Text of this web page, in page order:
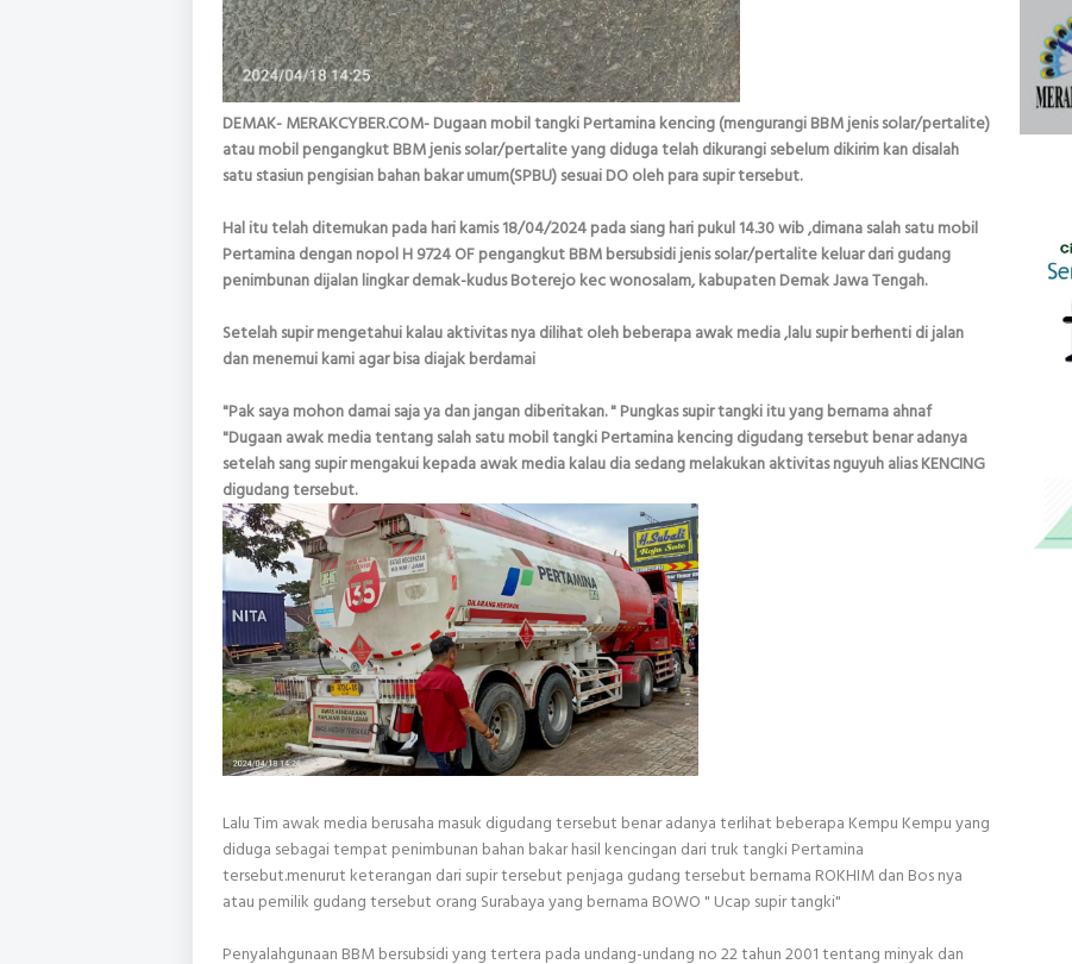
DEMAK- MERAKCYBER.COM- Dugaan mobil tangki Pertamina kencing (mengurangi BBM jenis solar/pertalite)
atau mobil pengangkut BBM jenis solar/pertalite yang diduga telah dikurangi sebelum dikirim kan disalah
satu stasiun pengisian bahan bakar umum(SPBU) sesuai DO oleh para supir tersebut.
Hal itu telah ditemukan pada hari kamis 18/04/2024 pada siang hari pukul 14.30 wib ,dimana salah satu mobil
Pertamina dengan nopol H 9724 OF pengangkut BBM bersubsidi jenis solar/pertalite keluar dari gudang
penimbunan dijalan lingkar demak-kudus Boterejo kec wonosalam, kabupaten Demak Jawa Tengah.
Setelah supir mengetahui kalau aktivitas nya dilihat oleh beberapa awak media ,lalu supir berhenti di jalan
dan menemui kami agar bisa diajak berdamai
"Pak saya mohon damai saja ya dan jangan diberitakan. " Pungkas supir tangki itu yang bernama ahnaf
"Dugaan awak media tentang salah satu mobil tangki Pertamina kencing digudang tersebut benar adanya
setelah sang supir mengakui kepada awak media kalau dia sedang melakukan aktivitas nguyuh alias KENCING
digudang tersebut.
Lalu Tim awak media berusaha masuk digudang tersebut benar adanya terlihat beberapa Kempu Kempu yang
diduga sebagai tempat penimbunan bahan bakar hasil kencingan dari truk tangki Pertamina
tersebut.menurut keterangan dari supir tersebut penjaga gudang tersebut bernama ROKHIM dan Bos nya
atau pemilik gudang tersebut orang Surabaya yang bernama BOWO " Ucap supir tangki"
Penyalahgunaan BBM bersubsidi yang tertera pada undang-undang no 22 tahun 2001 tentang minyak dan